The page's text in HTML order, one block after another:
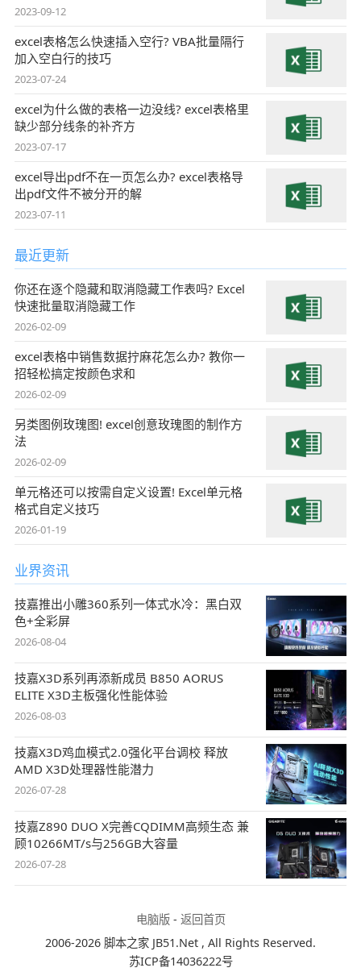
2023-09-12
excel表格怎么快速插入空行? VBA批量隔行
加入空白行的技巧
2023-07-24
excel为什么做的表格一边没线? excel表格里
缺少部分线条的补齐方
2023-07-17
excel导出pdf不在一页怎么办? excel表格导
出pdf文件不被分开的解
2023-07-11
最近更新
你还在逐个隐藏和取消隐藏工作表吗? Excel
快速批量取消隐藏工作
2026-02-09
excel表格中销售数据拧麻花怎么办? 教你一
招轻松搞定按颜色求和
2026-02-09
另类图例玫瑰图! excel创意玫瑰图的制作方
法
2026-02-09
单元格还可以按需自定义设置! Excel单元格
格式自定义技巧
2026-01-19
业界资讯
技嘉推出小雕360系列一体式水冷：黑白双
色+全彩屏
2026-08-04
技嘉X3D系列再添新成员 B850 AORUS
ELITE X3D主板强化性能体验
2026-08-03
技嘉X3D鸡血模式2.0强化平台调校 释放
AMD X3D处理器性能潜力
2026-07-28
技嘉Z890 DUO X完善CQDIMM高频生态 兼
顾10266MT/s与256GB大容量
2026-07-28
电脑版- 返回首页
2006-2026 脚本之家 JB51.Net , All Rights Reserved.
苏ICP备14036222号